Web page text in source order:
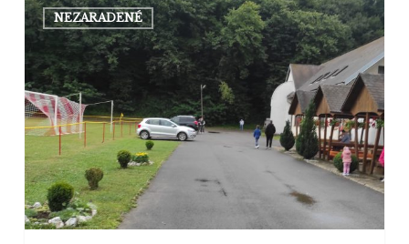
je
dedinská
a dedinská
je
mestská?
Pozreli
sme
sa
na
NEZARADENÉ